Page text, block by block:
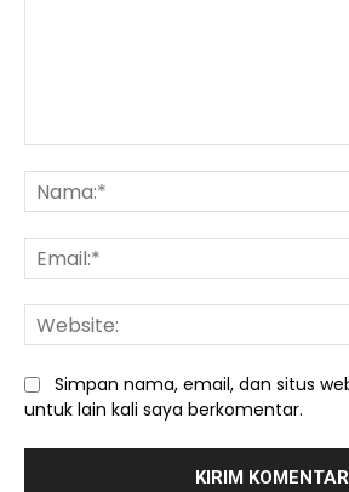
Simpan nama, email, dan situs
untuk lain kali saya berkomentar.